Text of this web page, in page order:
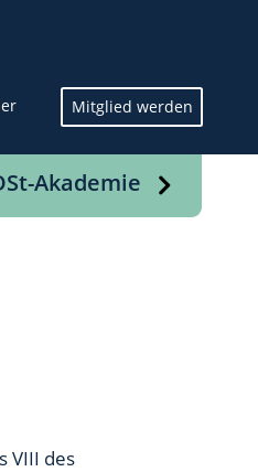
Mitglied werden
Akademie
VIII des